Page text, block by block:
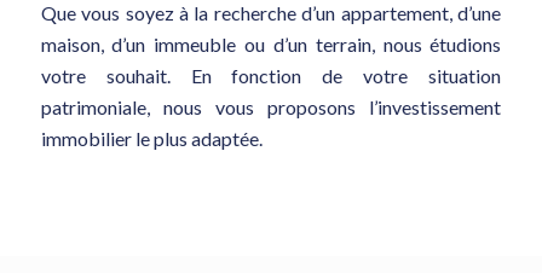
Que vous soyez à la recherche d’un appartement, d’une
maison, d’un immeuble ou d’un terrain, nous étudions
votre souhait. En fonction de votre situation
patrimoniale, nous vous proposons l’investissement
immobilier le plus adaptée.